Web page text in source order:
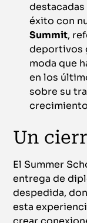
éxito con
Summit,
deportivos
moda que
en los
sobre su
crecimiento
Un
El Summer
entrega de
despedida,
esta